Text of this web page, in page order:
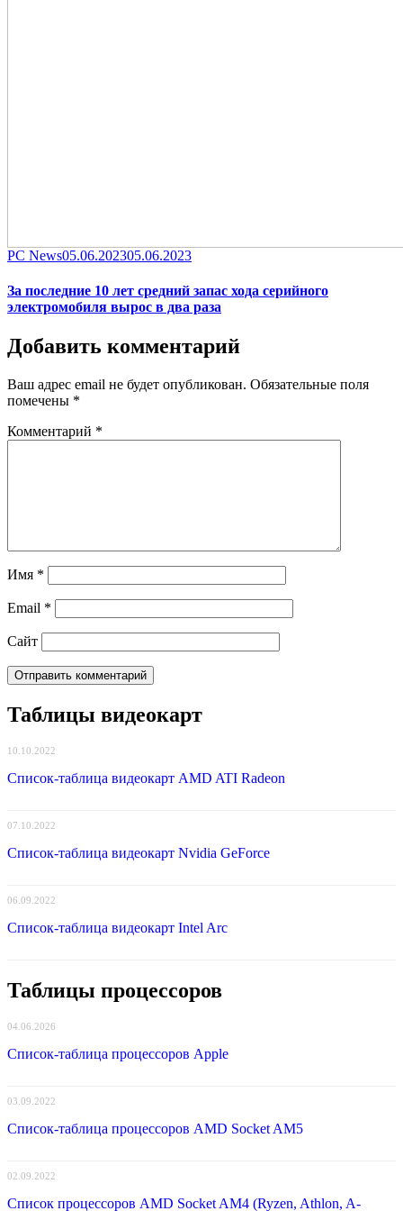
Category
PC NewsPosted
05.06.202305.06.2023
За последние 10 лет средний запас хода серийного
электромобиля вырос в два раза
Добавить комментарий
Ваш адрес email не будет опубликован. Обязательные поля
помечены *
Комментарий *
Имя *
Email *
Сайт
Таблицы видеокарт
10.10.2022
Список-таблица видеокарт AMD ATI Radeon
07.10.2022
Список-таблица видеокарт Nvidia GeForce
06.09.2022
Список-таблица видеокарт Intel Arc
Таблицы процессоров
04.06.2026
Список-таблица процессоров Apple
03.09.2022
Список-таблица процессоров AMD Socket AM5
02.09.2022
Список процессоров AMD Socket AM4 (Ryzen, Athlon, A-